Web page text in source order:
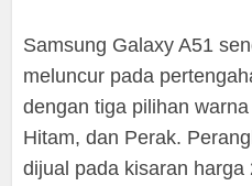
Samsung Galaxy A51
meluncur pada
dengan tiga pilihan
Hitam, dan Perak.
dijual pada kisaran harga